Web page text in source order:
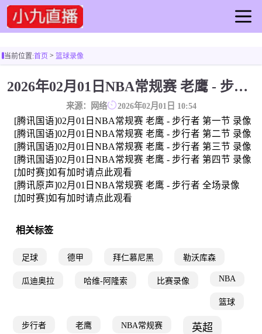
足球直播
篮球直播
足球录像
足球集锦
篮球集锦
足球新闻
篮球新闻
当前位置:首页> 篮球录像
2026年02月01日NBA常规赛 老鹰 - 步行者 全场录像
来源：网络 2026年02月01日 10:54
[腾讯国语]02月01日NBA常规赛 老鹰 - 步行者 第一节 录像
[腾讯国语]02月01日NBA常规赛 老鹰 - 步行者 第二节 录像
[腾讯国语]02月01日NBA常规赛 老鹰 - 步行者 第三节 录像
[腾讯国语]02月01日NBA常规赛 老鹰 - 步行者 第四节 录像
[加时赛]如有加时请点此观看
[腾讯原声]02月01日NBA常规赛 老鹰 - 步行者 全场录像
[加时赛]如有加时请点此观看
相关标签
足球 德甲 拜仁慕尼黑 勒沃库森
瓜迪奥拉 哈维-阿隆索 比赛录像 NBA
篮球
步行者 老鹰 NBA常规赛 英超